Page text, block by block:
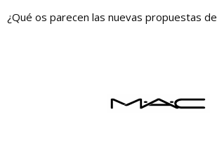
¿Qué os parecen las nuevas propuestas de